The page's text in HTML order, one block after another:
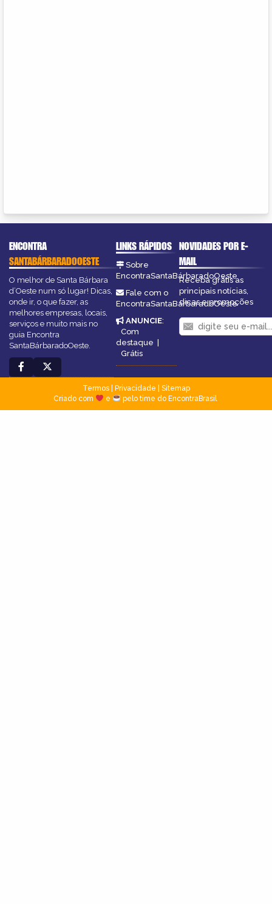
ENCONTRA
SANTABÁRBARADOOESTE
O melhor de Santa Bárbara
d’Oeste num só lugar! Dicas,
onde ir, o que fazer, as
melhores empresas, locais,
serviços e muito mais no
guia Encontra
SantaBárbaradoOeste.
LINKS RÁPIDOS
Sobre
EncontraSantaBárbaradoOeste
Fale com o
EncontraSantaBárbaradoOeste
ANUNCIE:
Com
destaque |
Grátis
NOVIDADES POR E-
MAIL
Receba grátis as
principais notícias,
dicas e promoções
Termos| Privacidade
Sitemap
Criado com
e pelo time do EncontraBrasil